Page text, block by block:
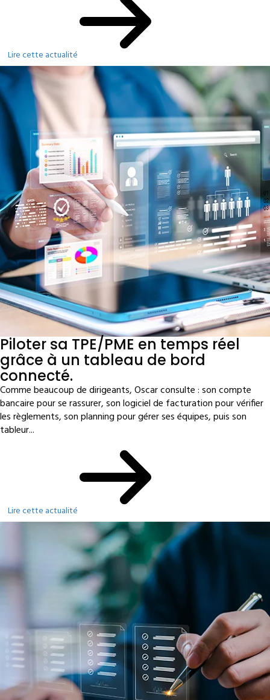
Lire cette actualité
Piloter sa TPE/PME en temps réel
grâce à un tableau de bord
connecté.
Comme beaucoup de dirigeants, Oscar consulte : son compte
bancaire pour se rassurer, son logiciel de facturation pour vérifier
les règlements, son planning pour gérer ses équipes, puis son
tableur...
Lire cette actualité